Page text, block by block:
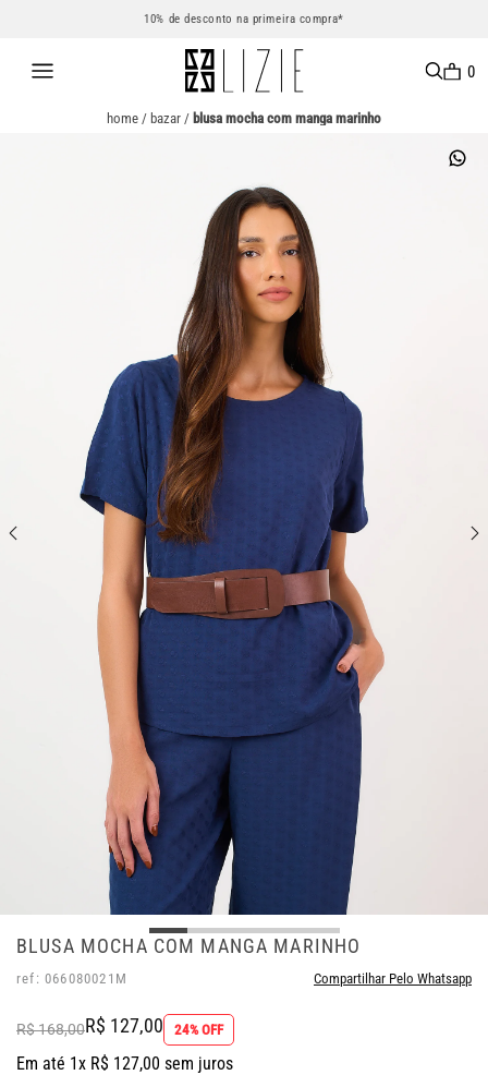
10% de desconto na primeira compra*
0
home / bazar / blusa mocha com manga marinho
BLUSA MOCHA COM MANGA MARINHO
ref: 066080021M Compartilhar Pelo Whatsapp
R$ 168,00R$ 127,00 24% OFF
Em até 1x R$ 127,00 sem juros